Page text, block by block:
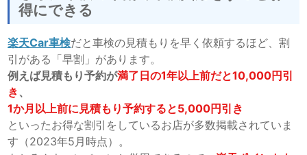
得にできる
楽天Car車検だと車検の見積もりを早く依頼するほど、割
引がある「早割」があります。
例えば見積もり予約が満了日の1年以上前だと10,000円引
き、
1か月以上前に見積もり予約すると5,000円引き
といったお得な割引をしているお店が多数掲載されていま
す（2023年5月時点）。